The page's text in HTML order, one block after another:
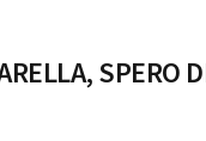
SPERO